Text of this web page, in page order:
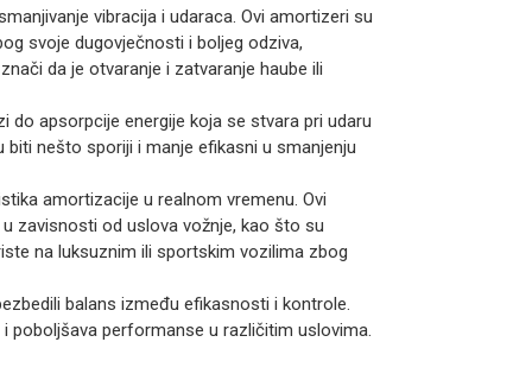
vibracija i udaraca. Ovi amortizeri su
svoje dugovječnosti i boljeg odziva,
da je otvaranje i zatvaranje haube ili
do apsorpcije energije koja se stvara pri udaru
nešto sporiji i manje efikasni u smanjenju
amortizacije u realnom vremenu. Ovi
zavisnosti od uslova vožnje, kao što su
na luksuznim ili sportskim vozilima zbog
balans između efikasnosti i kontrole.
poboljšava performanse u različitim uslovima.